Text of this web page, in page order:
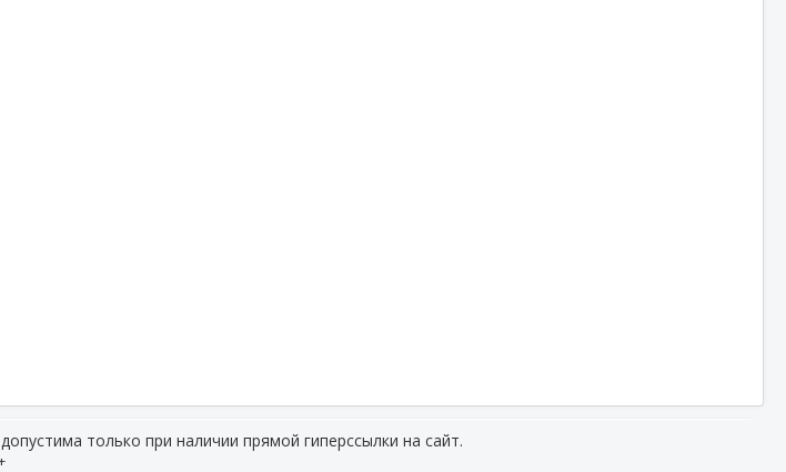
только при наличии прямой гиперссылки на сайт.